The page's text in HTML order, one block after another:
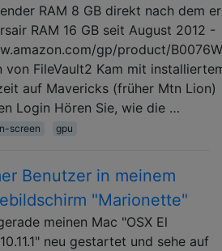
RAM 8 GB direkt nach dem
RAM 16 GB seit August 2012 -
gp/product/
von FileVault2 Kam mit
auf Mavericks (früher Mtn Lion)
Login Hören Sie, wie die …
screen gpu
Benutzer in meinem
"Marionette"
meinen Mac "OSX El
neu gestartet und sehe auf